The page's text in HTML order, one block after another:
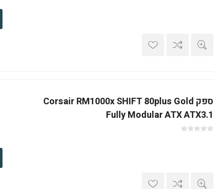
ספק Corsair RM1000x SHIFT 80plus Gold
Fully Modular ATX ATX3.1